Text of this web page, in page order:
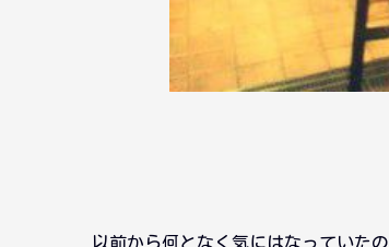
以前から何となく気にはなっていた